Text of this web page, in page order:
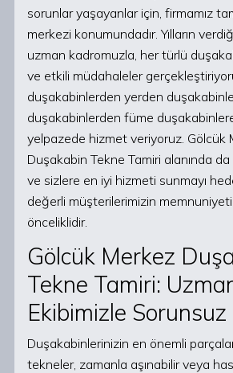
sorunlar yaşayanlar için, firmamız
merkezi konumundadır. Yılların
uzman kadromuzla, her türlü
ve etkili müdahaleler
duşakabinlerden yerden
duşakabinlerden füme
yelpazede hizmet veriyoruz. Gölcük
Duşakabin Tekne Tamiri alanında
ve sizlere en iyi hizmeti sunmayı
değerli müşterilerimizin
önceliklidir.
Gölcük Merkez
Tekne Tamiri:
Ekibimizle
Duşakabinlerinizin en önemli
tekneler, zamanla aşınabilir veya